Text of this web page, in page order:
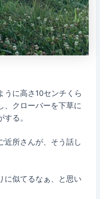
うに高さ10センチくら
、クローバーを下草に
る。
近所さんが、そう話し
に似てるなぁ、と思い